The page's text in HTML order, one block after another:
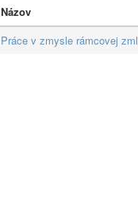
Názov
Práce v zmysle rámcovej